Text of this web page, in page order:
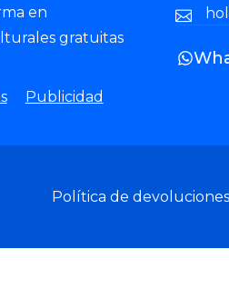
en
gratuitas
Publicidad
Política de